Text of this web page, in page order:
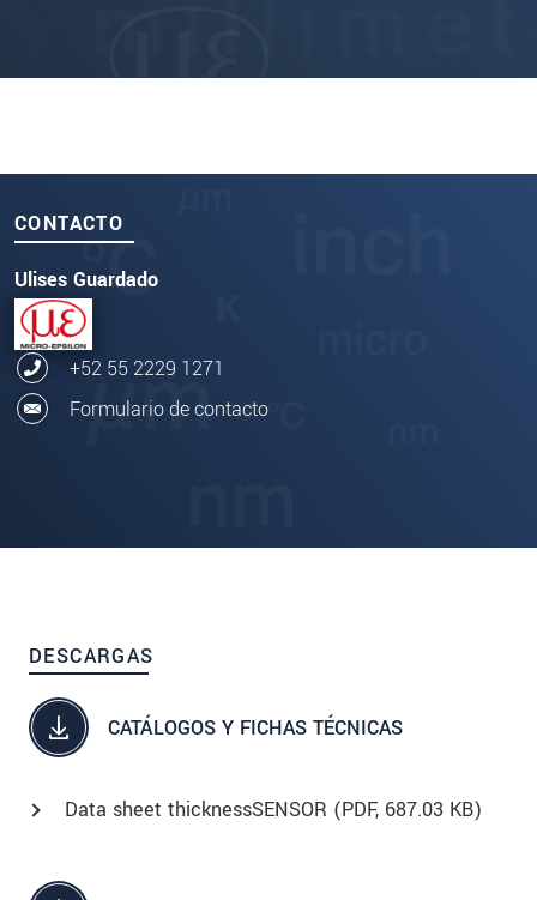
CONTACTO
Ulises Guardado
+52 55 2229 1271
Formulario de contacto
DESCARGAS
CATÁLOGOS Y FICHAS TÉCNICAS
Data sheet thicknessSENSOR (PDF, 687.03 KB)